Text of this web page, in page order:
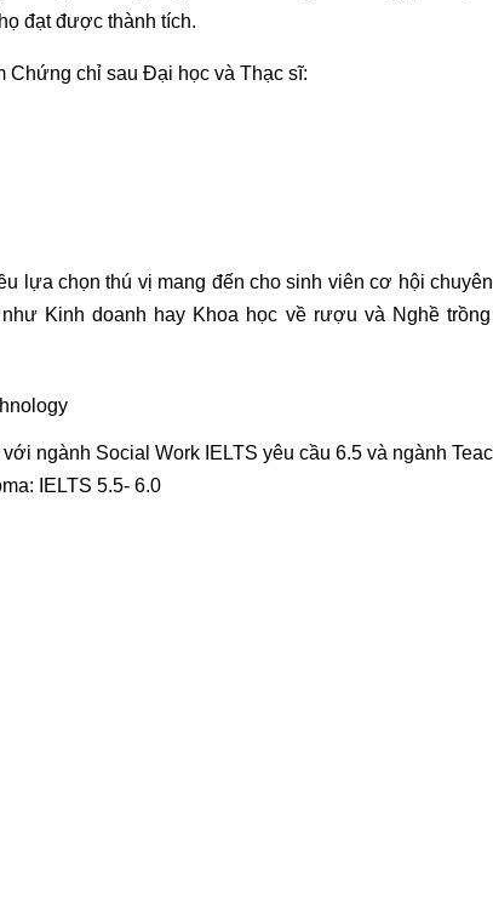
đạt được thành tích.
Chứng chỉ sau Đại học và Thạc sĩ:
lựa chọn thú vị mang đến cho sinh viên cơ hội
Kinh doanh hay Khoa học về rượu và Nghề
ngành Social Work IELTS yêu cầu 6.5 và ngành
IELTS 5.5- 6.0